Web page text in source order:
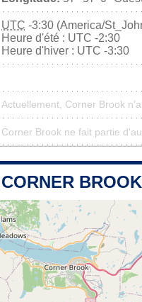
UTC -3:30 (America/
Heure d'été : UTC -2:30
Heure d'hiver : UTC -3:30
Actuellement, Corner Brook
Corner Brook ne fait partie
BROOK